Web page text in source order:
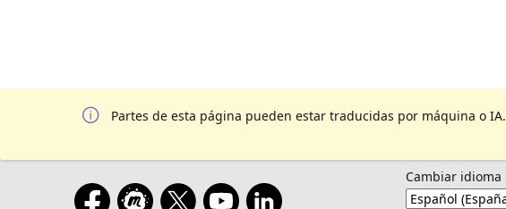
Partes de esta página pueden estar traducidas por máquina o IA.
Cambiar idioma